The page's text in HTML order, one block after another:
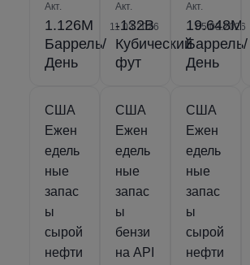
Акт.
1.126M
Баррель/
День
11.03.2026
Акт.
-132B
Кубический
фут
05.03.2026
Акт.
19.648M
Баррель/
День
США
Ежен
едель
ные
запас
ы
сырой
нефти
США
Ежен
едель
ные
запас
ы
бензи
на API
США
Ежен
едель
ные
запас
ы
сырой
нефти